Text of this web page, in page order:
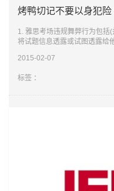
1. 雅思考场违规舞弊行为包括
将试题信息透露或试图透露给
生
2015-02-07
标签 ：